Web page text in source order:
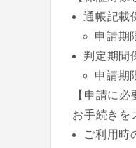
通帳記載
申請期
判定期間
申請期
【申請に
お手続きを
ご利用時